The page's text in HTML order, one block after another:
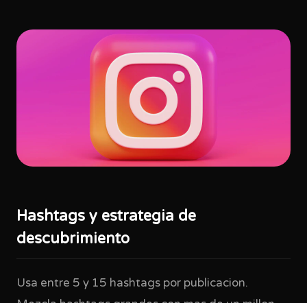
Hashtags y estrategia de
descubrimiento
Usa entre 5 y 15 hashtags por publicacion.